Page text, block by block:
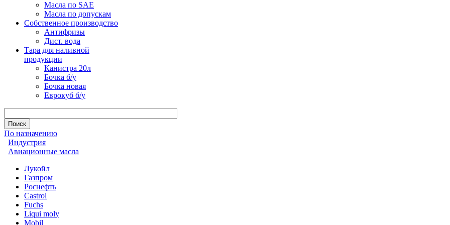
Масла по SAE
Масла по допускам
Собственное производство
Антифризы
Дист. вода
Тара для наливной
продукции
Канистра 20л
Бочка б/у
Бочка новая
Еврокуб б/у
По назначению
Индустрия
Авиационные масла
Лукойл
Газпром
Роснефть
Castrol
Fuchs
Liqui moly
Mobil